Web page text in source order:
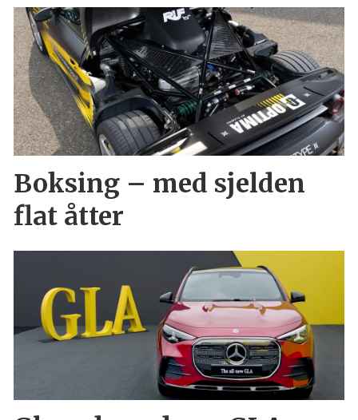
Boksing – med sjelden
flat åtter